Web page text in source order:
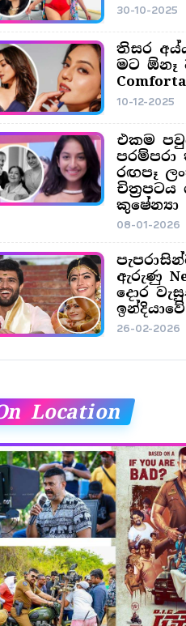
30-10-2025
තිසර
මට ඕනෑ
10-12-2025
එකම
රඟපෑ
චිත්‍රපටය
08-01-2026
ඇරුණු
දොර
26-02-2026
Location